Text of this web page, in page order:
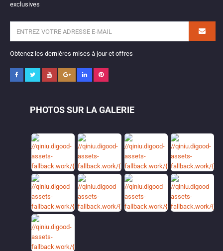
exclusives
Obtenez les dernières mises à jour et offres
PHOTOS SUR LA GALERIE